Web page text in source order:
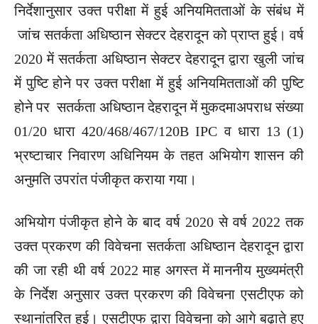
निर्देशानुसार उक्त परीक्षा में हुई अनियमितताओं के संबंध में
जांच सतर्कता अधिष्ठान सेक्टर देहरादून को प्राप्त हुई। वर्ष
2020 में सतर्कता अधिष्ठान सेक्टर देहरादून द्वारा खुली जांच
में पुष्टि होने पर उक्त परीक्षा में हुई अनियमितताओं की पुष्टि
होने पर सतर्कता अधिष्ठान देहरादून में मुकदमाअपराध संख्या
01/20 धारा 420/468/467/120B IPC व धारा 13 (1)
भ्रष्टाचार निवारण अधिनियम के तहत अभियोग शासन की
अनुमति उपरांत पंजीकृत कराया गया।
अभियोग पंजीकृत होने के बाद वर्ष 2020 से वर्ष 2022 तक
उक्त प्रकरण की विवेचना सतर्कता अधिष्ठान देहरादून द्वारा
की जा रही थी वर्ष 2022 माह अगस्त में माननीय मुख्यमंत्री
के निर्देश अनुसार उक्त प्रकरण की विवेचना एसटीएफ को
स्थानांतरित हुई। एसटीएफ द्वारा विवेचना को आगे बढ़ाते हुए